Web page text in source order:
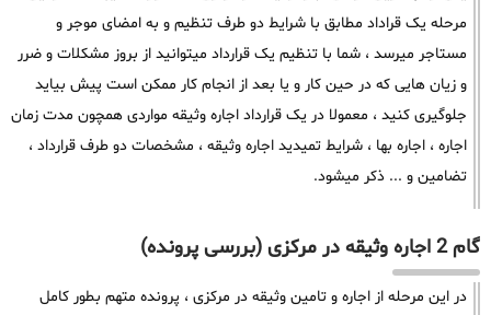
مرحله یک قراداد مطابق با شرایط دو طرف تنظیم و به امضای موجر و
مستاجر میرسد ، شما با تنظیم یک قرارداد میتوانید از بروز مشکلات و ضرر
و زیان هایی که در حین کار و یا بعد از انجام کار ممکن است پیش بیاید
جلوگیری کنید ، معمولا در یک قرارداد اجاره وثیقه مواردی همچون مدت زمان
اجاره ، اجاره بها ، شرایط تمیدید اجاره وثیقه ، مشخصات دو طرف قرارداد ،
تضامین و ... ذکر میشود.
گام 2 اجاره وثیقه در مرکزی (بررسی پرونده)
در این مرحله از اجاره و تامین وثیقه در مرکزی ، پرونده متهم بطور کامل